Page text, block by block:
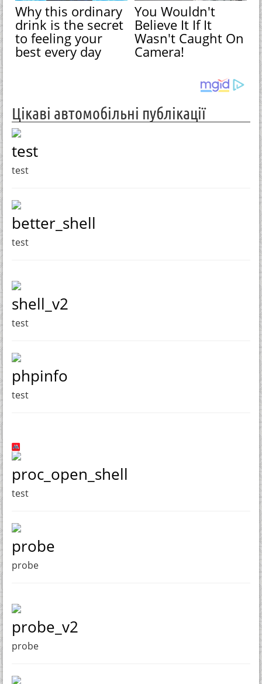
Why this ordinary
drink is the secret
to feeling your
best every day
You Wouldn't
Believe It If It
Wasn't Caught On
Camera!
Цікаві автомобільні публікації
test
test
better_shell
test
shell_v2
test
phpinfo
test
proc_open_shell
test
probe
probe
probe_v2
probe